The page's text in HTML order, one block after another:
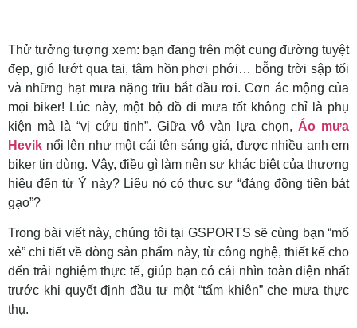
Thử tưởng tượng xem: bạn đang trên một cung đường tuyệt
đẹp, gió lướt qua tai, tâm hồn phơi phới… bỗng trời sập tối
và những hạt mưa nặng trĩu bắt đầu rơi. Cơn ác mộng của
mọi biker! Lúc này, một bộ đồ đi mưa tốt không chỉ là phụ
kiện mà là “vị cứu tinh”. Giữa vô vàn lựa chọn, Áo mưa
Hevik nổi lên như một cái tên sáng giá, được nhiều anh em
biker tin dùng. Vậy, điều gì làm nên sự khác biệt của thương
hiệu đến từ Ý này? Liệu nó có thực sự “đáng đồng tiền bát
gạo”?
Trong bài viết này, chúng tôi tại GSPORTS sẽ cùng bạn “mổ
xẻ” chi tiết về dòng sản phẩm này, từ công nghệ, thiết kế cho
đến trải nghiệm thực tế, giúp bạn có cái nhìn toàn diện nhất
trước khi quyết định đầu tư một “tấm khiên” che mưa thực
thụ.